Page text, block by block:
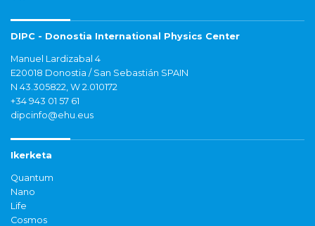
DIPC - Donostia International Physics Center
Manuel Lardizabal 4
E20018 Donostia / San Sebastián SPAIN
N 43.305822, W 2.010172
+34 943 01 57 61
dipcinfo@ehu.eus
Ikerketa
Quantum
Nano
Life
Cosmos